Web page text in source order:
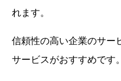
れます。
信頼性の高い企業のサー
サービスがおすすめです。